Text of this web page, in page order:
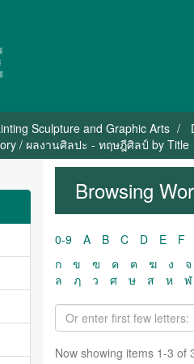
Sculpture and Graphic Arts
/ ผลงานศิลปะ - ทฤษฎีศิลป์ by Title
Browsing
0-9 A B C D E F
ก
ข ฃ ค ฅ ฆ ง จ
ล
ฦ ว ศ ษ ส ห ฬ
Now showing items 1-3 of